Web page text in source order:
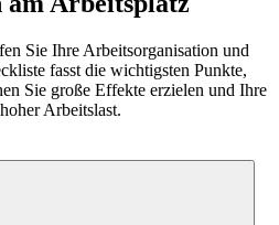
Sie Ihre Arbeitsorganisation und
fasst die wichtigsten Punkte,
Sie große Effekte erzielen und Ihre
Arbeitslast.